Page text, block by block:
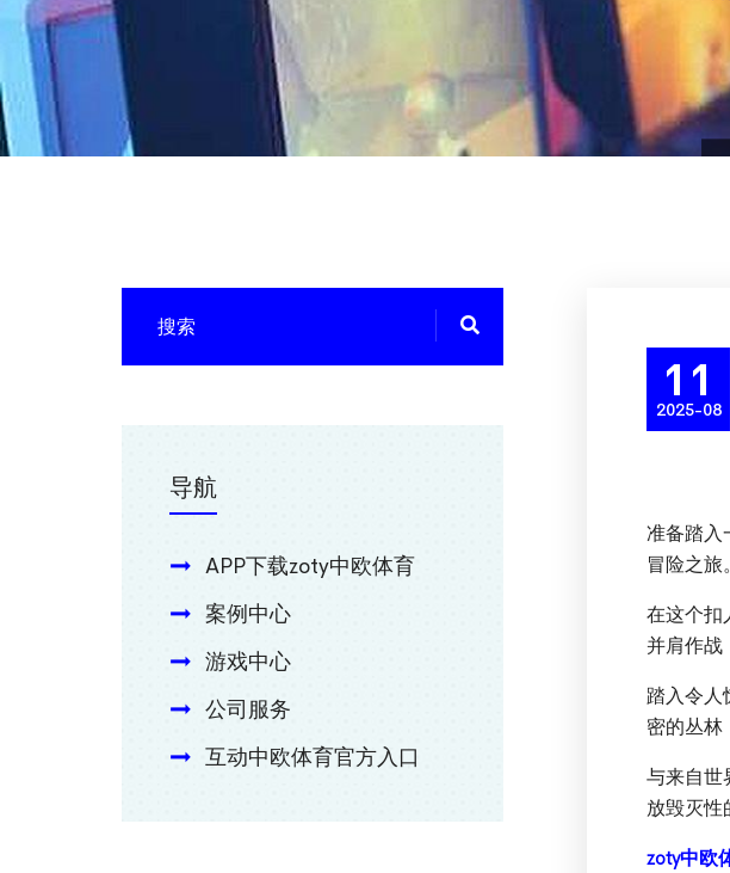
11
2025-08
准备踏入
冒险之旅。
在这个扣
并肩作战
踏入令人
密的丛林
与来自世
放毁灭性
zoty中欧
导航
APP下载zoty中欧体育
案例中心
游戏中心
公司服务
互动中欧体育官方入口